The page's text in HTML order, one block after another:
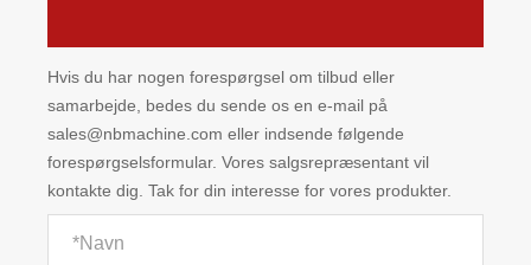
Hvis du har nogen forespørgsel om tilbud eller
samarbejde, bedes du sende os en e-mail på
sales@nbmachine.com eller indsende følgende
forespørgselsformular. Vores salgsrepræsentant vil
kontakte dig. Tak for din interesse for vores produkter.